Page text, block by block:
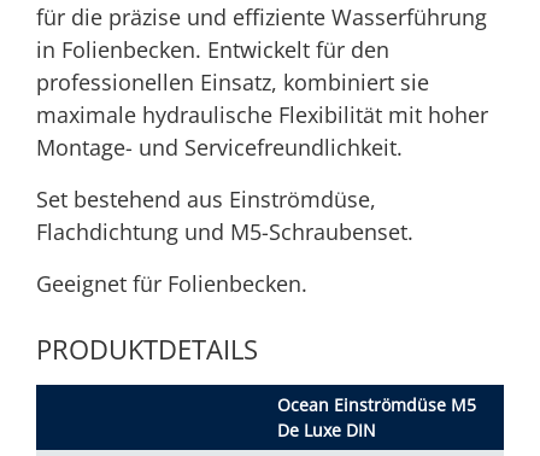
für die präzise und effiziente Wasserführung
in Folienbecken. Entwickelt für den
professionellen Einsatz, kombiniert sie
maximale hydraulische Flexibilität mit hoher
Montage- und Servicefreundlichkeit.
Set bestehend aus Einströmdüse,
Flachdichtung und M5-Schraubenset.
Geeignet für Folienbecken.
PRODUKTDETAILS
Ocean Einströmdüse M5
De Luxe DIN